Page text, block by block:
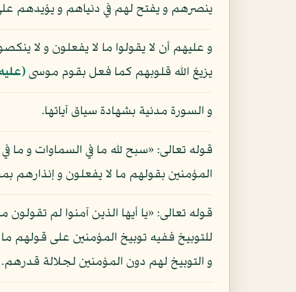
ينصرهم و يفتح لهم في دنياهم و يؤيدهم
و عليهم أن لا يقولوا ما لا يفعلون و لا
يزيغ الله قلوبهم كما فعل بقوم موسى
و السورة مدنية بشهادة سياق آياتها.
قوله تعالى: «سبح لله ما في السماوات و ما
المؤمنين بقولهم ما لا يفعلون و إنذارهم
قوله تعالى: «يا أيها الذين آمنوا لم
للتوبيخ ففيه توبيخ المؤمنين على قولهم
و التوبيخ لهم دون المؤمنين لجلالة قدرهم.